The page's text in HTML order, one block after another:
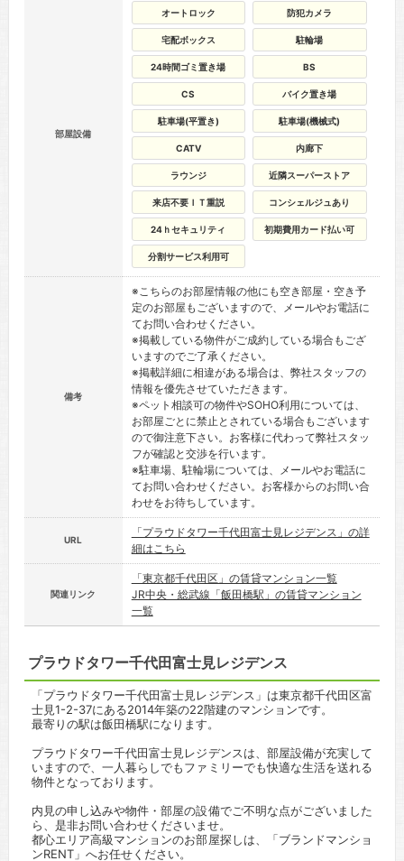
部屋設備
オートロック 防犯カメラ
宅配ボックス 駐輪場
24時間ゴミ置き場 BS
CS バイク置き場
駐車場(平置き) 駐車場(機械式)
CATV 内廊下
ラウンジ 近隣スーパーストア
来店不要ＩＴ重説 コンシェルジュあり
24ｈセキュリティ 初期費用カード払い可
分割サービス利用可
備考
※こちらのお部屋情報の他にも空き部屋・空き予
定のお部屋もございますので、メールやお電話に
てお問い合わせください。
※掲載している物件がご成約している場合もござ
いますのでご了承ください。
※掲載詳細に相違がある場合は、弊社スタッフの
情報を優先させていただきます。
※ペット相談可の物件やSOHO利用については、
お部屋ごとに禁止とされている場合もございます
ので御注意下さい。お客様に代わって弊社スタッ
フが確認と交渉を行います。
※駐車場、駐輪場については、メールやお電話に
てお問い合わせください。お客様からのお問い合
わせをお待ちしています。
URL
「プラウドタワー千代田富士見レジデンス」の詳
細はこちら
関連リンク
「東京都千代田区」の賃貸マンション一覧
JR中央・総武線「飯田橋駅」の賃貸マンション
一覧
プラウドタワー千代田富士見レジデンス
「プラウドタワー千代田富士見レジデンス」は東京都千代田区富
士見1-2-37にある2014年築の22階建のマンションです。
最寄りの駅は飯田橋駅になります。
プラウドタワー千代田富士見レジデンスは、部屋設備が充実して
いますので、一人暮らしでもファミリーでも快適な生活を送れる
物件となっております。
内見の申し込みや物件・部屋の設備でご不明な点がございました
ら、是非お問い合わせくださいませ。
都心エリア高級マンションのお部屋探しは、「ブランドマンショ
ンRENT」へお任せください。